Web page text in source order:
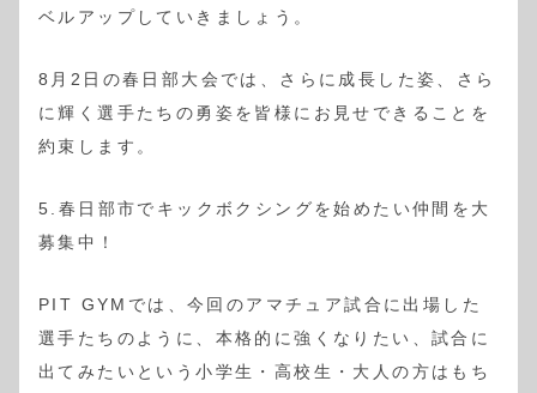
ベルアップしていきましょう。
8月2日の春日部大会では、さらに成長した姿、さら
に輝く選手たちの勇姿を皆様にお見せできることを
約束します。
5.春日部市でキックボクシングを始めたい仲間を大
募集中！
PIT GYMでは、今回のアマチュア試合に出場した
選手たちのように、本格的に強くなりたい、試合に
出てみたいという小学生・高校生・大人の方はもち